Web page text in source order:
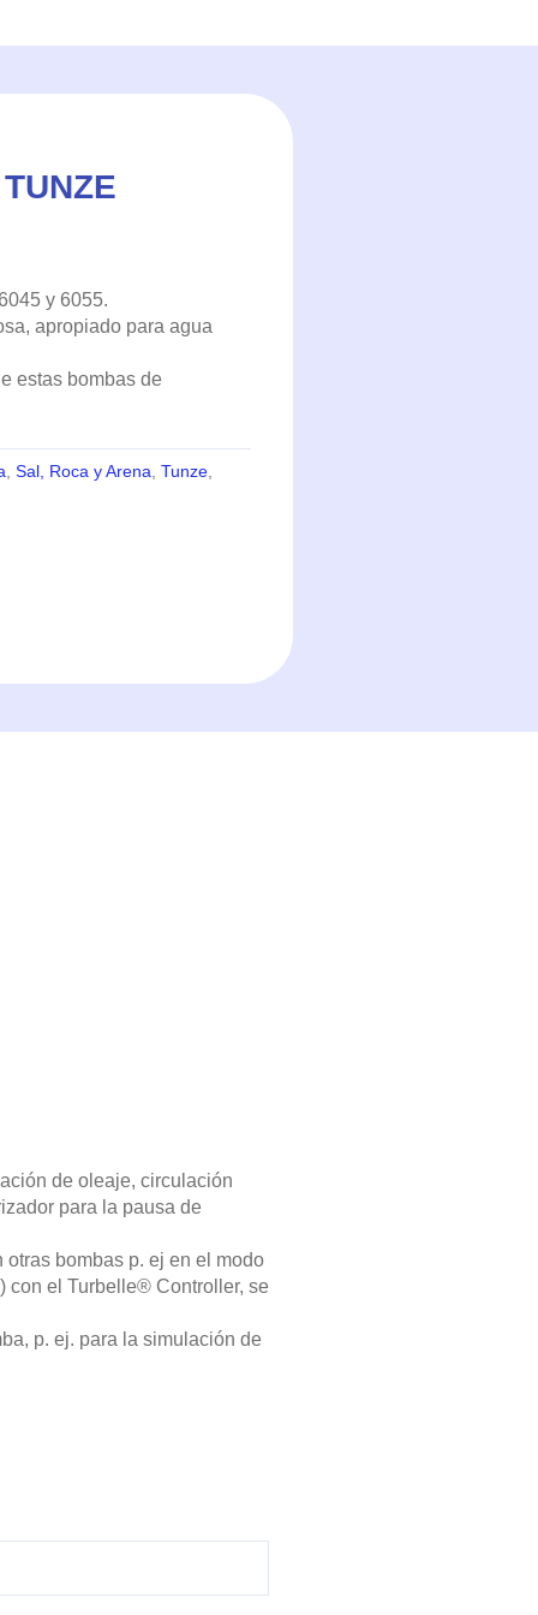
y 6055.
apropiado para agua
estas bombas de
Sal, Roca y Arena Tunze
de oleaje, circulación
para la pausa de
bombas p. ej en el modo
con el Turbelle® Controller, se
p. ej. para la simulación de